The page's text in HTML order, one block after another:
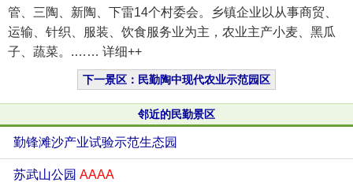
管、三陶、新陶、下雷14个村委会。乡镇企业以从事商贸、
运输、针织、服装、饮食服务业为主，农业主产小麦、黑瓜
子、蔬菜。.…… 详细++
下一景区：民勤陶中现代农业示范园区
邻近的民勤景区
勤锋滩沙产业试验示范生态园
苏武山公园 AAAA